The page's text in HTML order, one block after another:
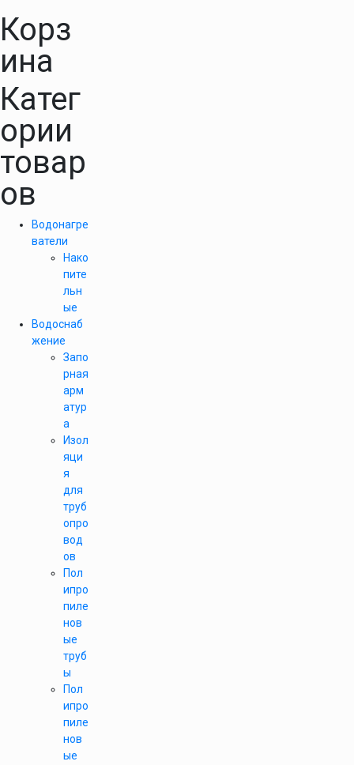
Корз
ина
Катег
ории
товар
ов
Водонагре
ватели
Нако
пите
льн
ые
Водоснаб
жение
Запо
рная
арм
атур
а
Изол
яци
я
для
труб
опро
вод
ов
Пол
ипро
пиле
нов
ые
труб
ы
Пол
ипро
пиле
нов
ые